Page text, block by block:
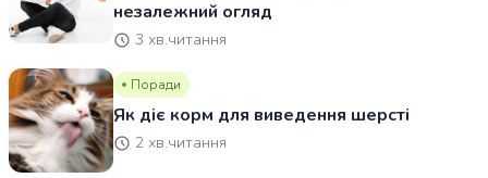
незалежний огляд
3 хв.читання
Поради
Як діє корм для виведення шерсті
2 хв.читання